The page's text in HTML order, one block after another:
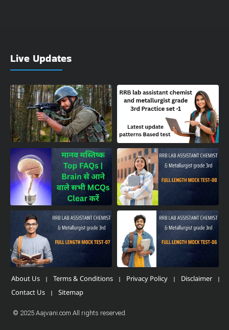
Live Updates
About Us Terms & Conditions Privacy Policy
Disclaimer
Contact Us
Sitemap
© 2025 Aajvani.com All rights reserved.